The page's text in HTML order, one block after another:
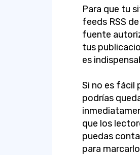
Para que tu
feeds RSS
fuente
tus
es
Si no es fácil
podrías
que los
puedas
para